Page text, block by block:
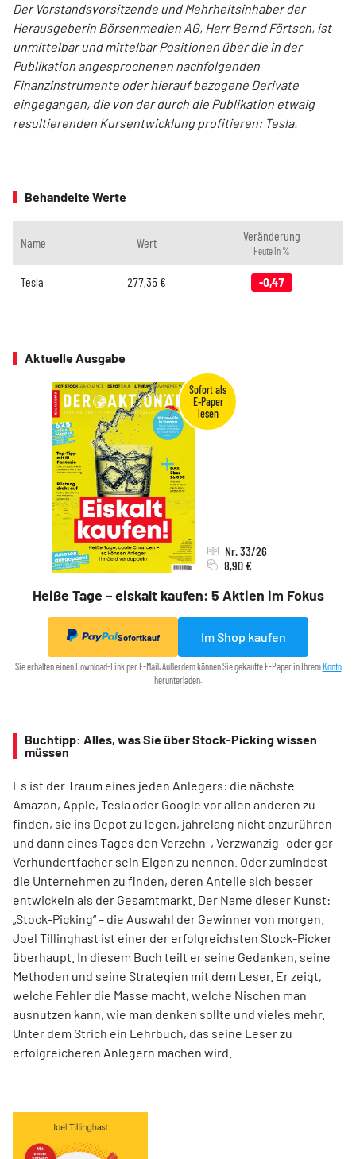
Der Vorstandsvorsitzende und Mehrheitsinhaber der
Herausgeberin Börsenmedien AG, Herr Bernd Förtsch, ist
unmittelbar und mittelbar Positionen über die in der
Publikation angesprochenen nachfolgenden
Finanzinstrumente oder hierauf bezogene Derivate
eingegangen, die von der durch die Publikation etwaig
resultierenden Kursentwicklung profitieren: Tesla.
Behandelte Werte
Name Wert Veränderung
Heute in %
Tesla 277,35 € -0,47
Aktuelle Ausgabe
Heiße Tage – eiskalt kaufen: 5 Aktien im Fokus
Nr. 33/26
8,90 €
Sofortkauf Im Shop kaufen
Sie erhalten einen Download-Link per E-Mail. Außerdem können Sie gekaufte E-Paper in Ihrem Konto
herunterladen.
Buchtipp: Alles, was Sie über Stock-Picking wissen
müssen
Es ist der Traum eines jeden Anlegers: die nächste
Amazon, Apple, Tesla oder Google vor allen anderen zu
finden, sie ins Depot zu legen, jahrelang nicht anzurühren
und dann eines Tages den Verzehn-, Verzwanzig- oder gar
Verhundertfacher sein Eigen zu nennen. Oder zumindest
die Unternehmen zu finden, deren Anteile sich besser
entwickeln als der Gesamtmarkt. Der Name dieser Kunst:
„Stock-Picking“ – die Auswahl der Gewinner von morgen.
Joel Tillinghast ist einer der erfolgreichsten Stock-Picker
überhaupt. In diesem Buch teilt er seine Gedanken, seine
Methoden und seine Strategien mit dem Leser. Er zeigt,
welche Fehler die Masse macht, welche Nischen man
ausnutzen kann, wie man denken sollte und vieles mehr.
Unter dem Strich ein Lehrbuch, das seine Leser zu
erfolgreicheren Anlegern machen wird.